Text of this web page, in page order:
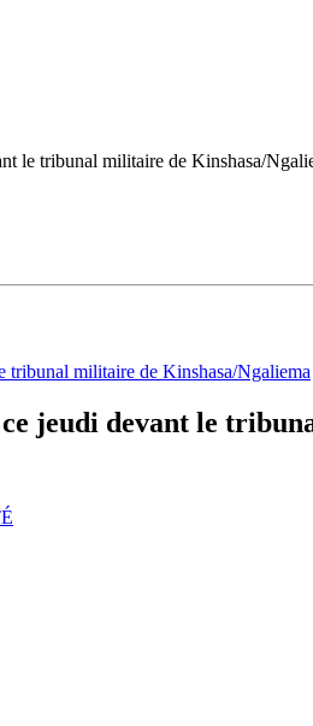
le tribunal militaire de Kinshasa/
jeudi devant le